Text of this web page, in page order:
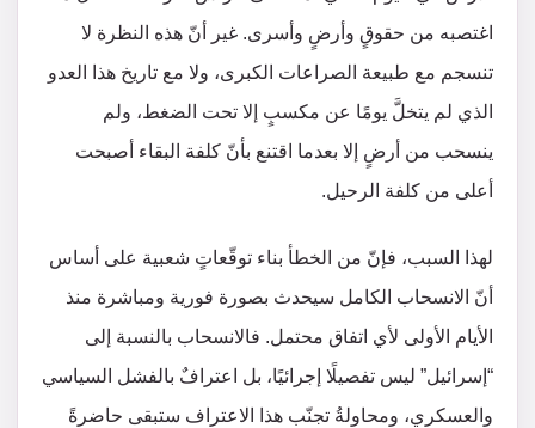
اغتصبه من حقوقٍ وأرضٍ وأسرى. غير أنّ هذه النظرة لا
تنسجم مع طبيعة الصراعات الكبرى، ولا مع تاريخ هذا العدو
الذي لم يتخلَّ يومًا عن مكسبٍ إلا تحت الضغط، ولم
ينسحب من أرضٍ إلا بعدما اقتنع بأنّ كلفة البقاء أصبحت
أعلى من كلفة الرحيل.
لهذا السبب، فإنّ من الخطأ بناء توقّعاتٍ شعبية على أساس
أنّ الانسحاب الكامل سيحدث بصورة فورية ومباشرة منذ
الأيام الأولى لأي اتفاق محتمل. فالانسحاب بالنسبة إلى
“إسرائيل” ليس تفصيلًا إجرائيًا، بل اعترافٌ بالفشل السياسي
والعسكري، ومحاولةُ تجنّب هذا الاعتراف ستبقى حاضرةً